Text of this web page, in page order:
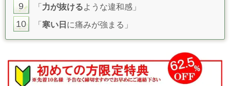
9 「 力が抜けるような違和感」
10 「 寒い日 に痛みが強まる」